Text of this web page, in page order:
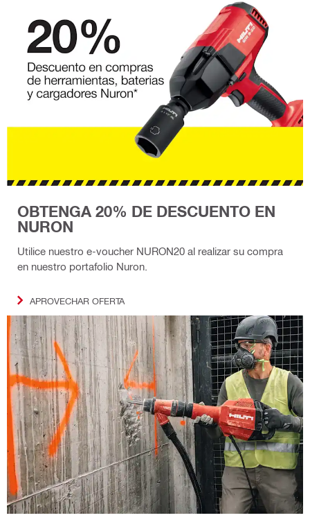
OBTENGA 20% DE DESCUENTO EN
NURON
Utilice nuestro e-voucher NURON20 al realizar su compra
en nuestro portafolio Nuron.
APROVECHAR OFERTA